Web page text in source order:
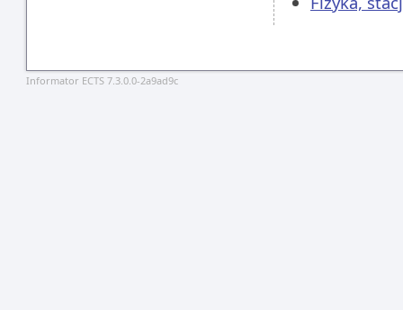
Informator ECTS 7.3.0.0-2a9ad9c